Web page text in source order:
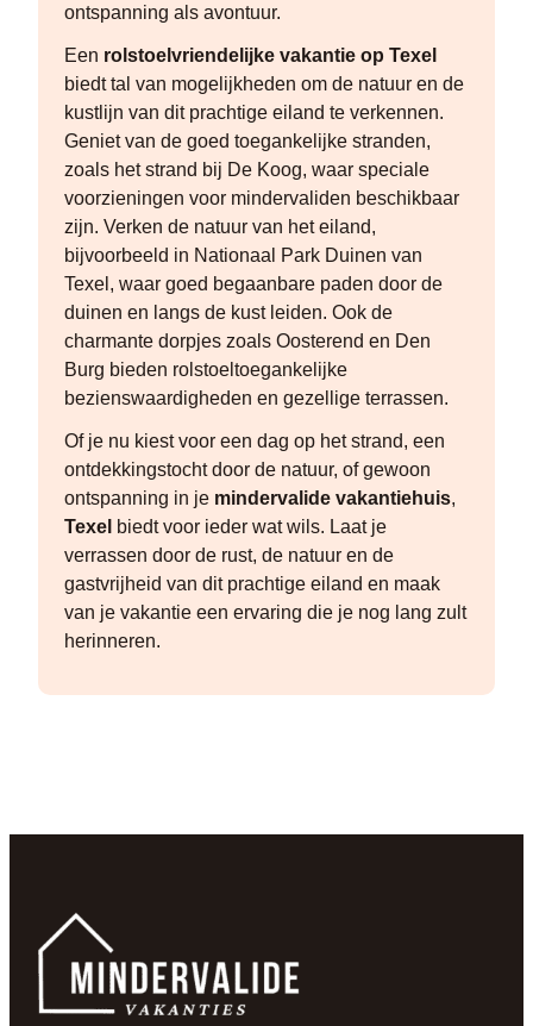
ontspanning als avontuur.
Een rolstoelvriendelijke vakantie op Texel
biedt tal van mogelijkheden om de natuur en de
kustlijn van dit prachtige eiland te verkennen.
Geniet van de goed toegankelijke stranden,
zoals het strand bij De Koog, waar speciale
voorzieningen voor mindervaliden beschikbaar
zijn. Verken de natuur van het eiland,
bijvoorbeeld in Nationaal Park Duinen van
Texel, waar goed begaanbare paden door de
duinen en langs de kust leiden. Ook de
charmante dorpjes zoals Oosterend en Den
Burg bieden rolstoeltoegankelijke
bezienswaardigheden en gezellige terrassen.
Of je nu kiest voor een dag op het strand, een
ontdekkingstocht door de natuur, of gewoon
ontspanning in je mindervalide vakantiehuis,
Texel biedt voor ieder wat wils. Laat je
verrassen door de rust, de natuur en de
gastvrijheid van dit prachtige eiland en maak
van je vakantie een ervaring die je nog lang zult
herinneren.